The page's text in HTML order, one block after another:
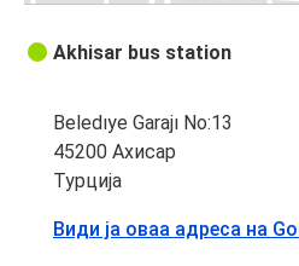
Akhisar bus station
Beledıye Garajı No:13
45200 Ахисар
Турција
Види ја оваа адреса на